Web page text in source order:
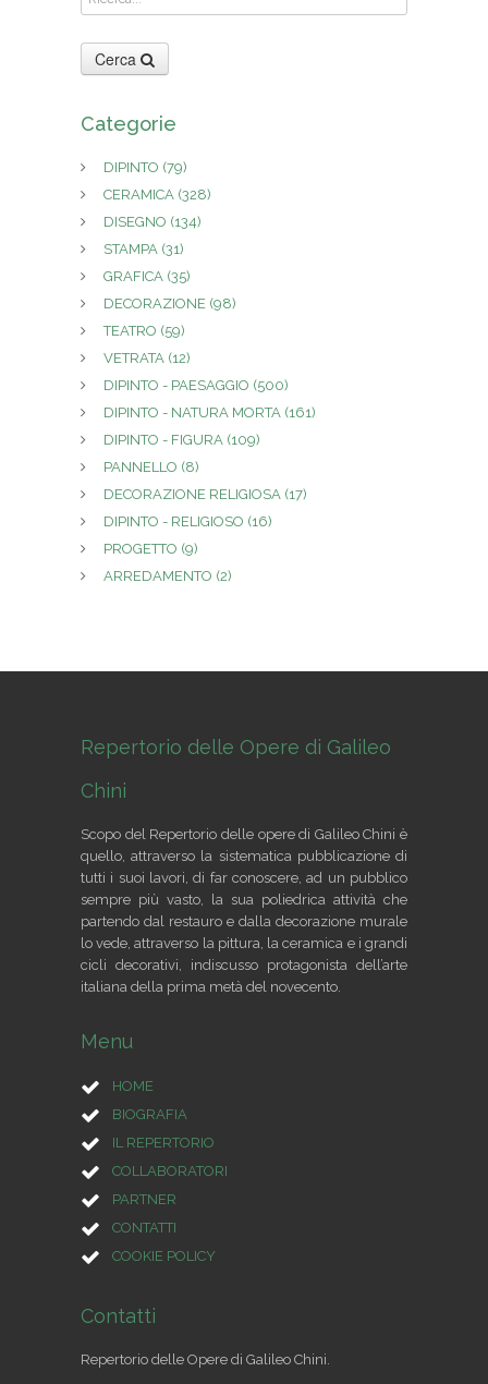
Cerca
Categorie
DIPINTO (79)
CERAMICA (328)
DISEGNO (134)
STAMPA (31)
GRAFICA (35)
DECORAZIONE (98)
TEATRO (59)
VETRATA (12)
DIPINTO - PAESAGGIO (500)
DIPINTO - NATURA MORTA (161)
DIPINTO - FIGURA (109)
PANNELLO (8)
DECORAZIONE RELIGIOSA (17)
DIPINTO - RELIGIOSO (16)
PROGETTO (9)
ARREDAMENTO (2)
Repertorio delle Opere di Galileo
Chini
Scopo del Repertorio delle opere di Galileo Chini è
quello, attraverso la sistematica pubblicazione di
tutti i suoi lavori, di far conoscere, ad un pubblico
sempre più vasto, la sua poliedrica attività che
partendo dal restauro e dalla decorazione murale
lo vede, attraverso la pittura, la ceramica e i grandi
cicli decorativi, indiscusso protagonista dell’arte
italiana della prima metà del novecento.
Menu
HOME
BIOGRAFIA
IL REPERTORIO
COLLABORATORI
PARTNER
CONTATTI
COOKIE POLICY
Contatti
Repertorio delle Opere di Galileo Chini.